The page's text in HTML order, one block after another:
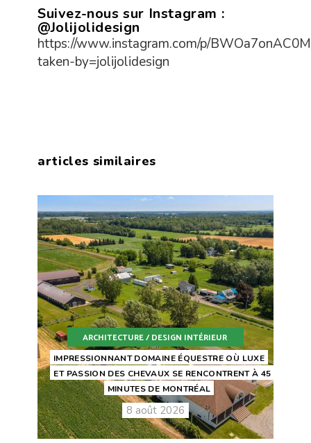
Suivez-nous sur Instagram :
@Jolijolidesign
https://www.instagram.com/p/
taken-by=jolijolidesign
articles similaires
ARCHITECTURE / DESIGN INTÉRIEUR
IMPRESSIONNANT DOMAINE ÉQUESTRE OÙ LUXE
ET PASSION DES CHEVAUX SE RENCONTRENT À 45
MINUTES DE MONTRÉAL
8 août 2026